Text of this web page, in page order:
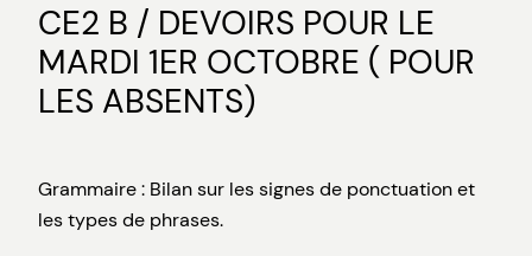
CE2 B / DEVOIRS POUR LE
MARDI 1ER OCTOBRE ( POUR
LES ABSENTS)
Grammaire : Bilan sur les signes de ponctuation et
les types de phrases.